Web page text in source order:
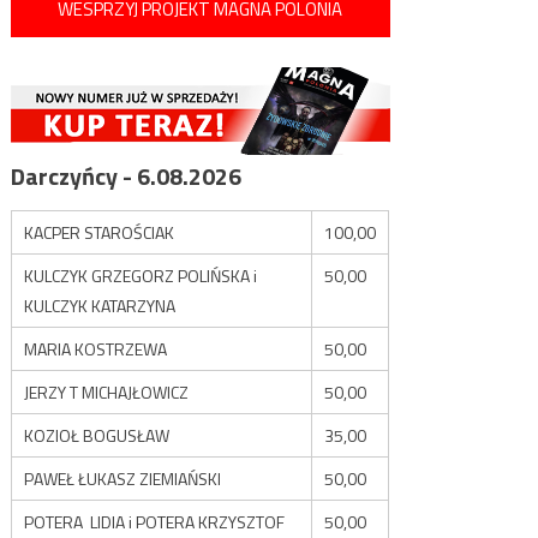
WESPRZYJ PROJEKT MAGNA POLONIA
Darczyńcy - 6.08.2026
KACPER STAROŚCIAK
100,00
KULCZYK GRZEGORZ POLIŃSKA i
KULCZYK KATARZYNA
50,00
MARIA KOSTRZEWA
50,00
JERZY T MICHAJŁOWICZ
50,00
KOZIOŁ BOGUSŁAW
35,00
PAWEŁ ŁUKASZ ZIEMIAŃSKI
50,00
POTERA LIDIA i POTERA KRZYSZTOF
50,00